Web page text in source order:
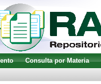
Consulta por Materia